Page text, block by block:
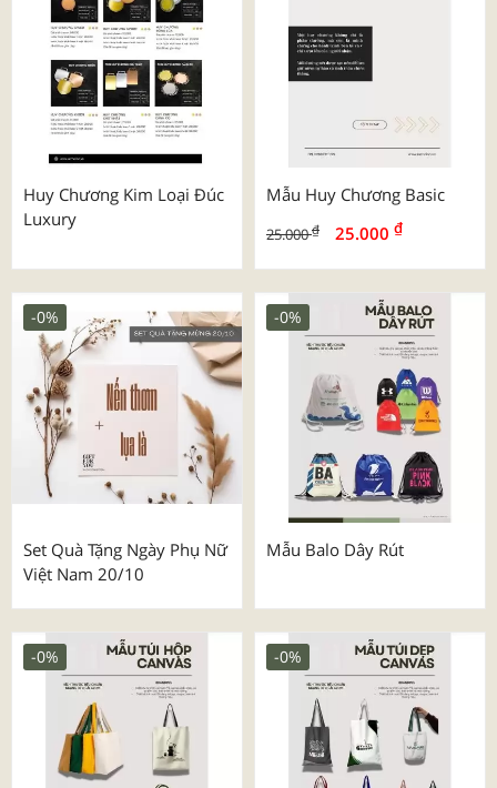
Huy Chương Kim Loại Đúc
Luxury
Mẫu Huy Chương Basic
25.000₫ 25.000 ₫
Set Quà Tặng Ngày Phụ Nữ
Việt Nam 20/10
-0%
Mẫu Balo Dây Rút
-0%
-0% -0%